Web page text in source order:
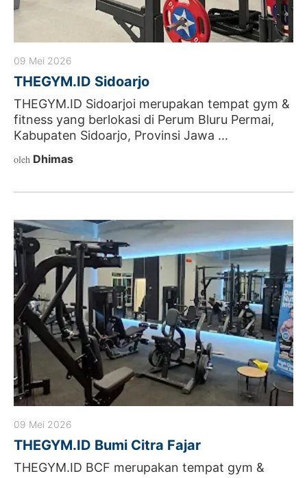
09 Mei 2026
THEGYM.ID Sidoarjo
THEGYM.ID Sidoarjoi merupakan tempat gym &
fitness yang berlokasi di Perum Bluru Permai,
Kabupaten Sidoarjo, Provinsi Jawa ...
oleh Dhimas
09 Mei 2026
THEGYM.ID Bumi Citra Fajar
THEGYM.ID BCF merupakan tempat gym &